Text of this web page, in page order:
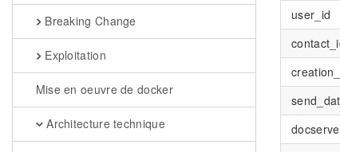
Breaking Change
Exploitation
Mise en oeuvre de docker
Architecture technique
user_id